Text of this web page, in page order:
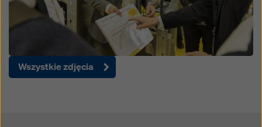
Wszystkie zdjęcia